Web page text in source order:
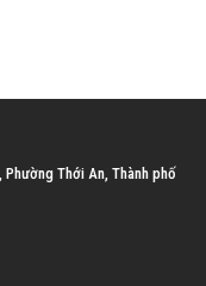
Thới An, Thành phố